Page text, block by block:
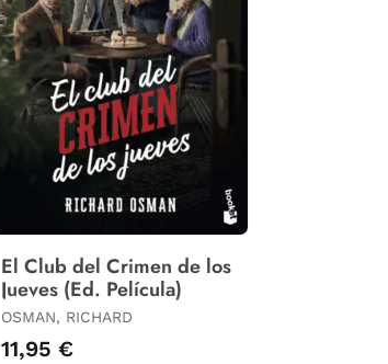
El Club del Crimen de los
Jueves (Ed. Película)
OSMAN, RICHARD
11,95 €